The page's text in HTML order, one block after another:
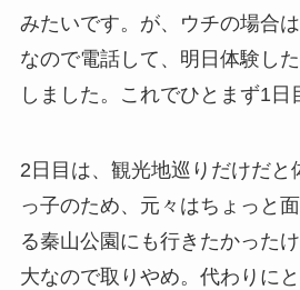
みたいです。が、ウチの場合
なので電話して、明日体験し
しました。これでひとまず1日
2日目は、観光地巡りだけだと
っ子のため、元々はちょっと
る秦山公園にも行きたかった
大なので取りやめ。代わりに